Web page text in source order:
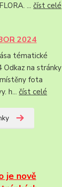
... číst celé
2024
tématické
na stránky
fota
h... číst celé
je nově